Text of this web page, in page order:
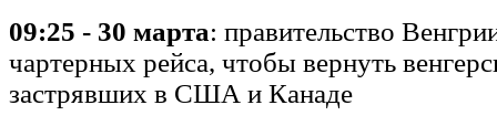
09:25 - 30 марта: правительство
чартерных рейса, чтобы вернуть
застрявших в США и Канаде